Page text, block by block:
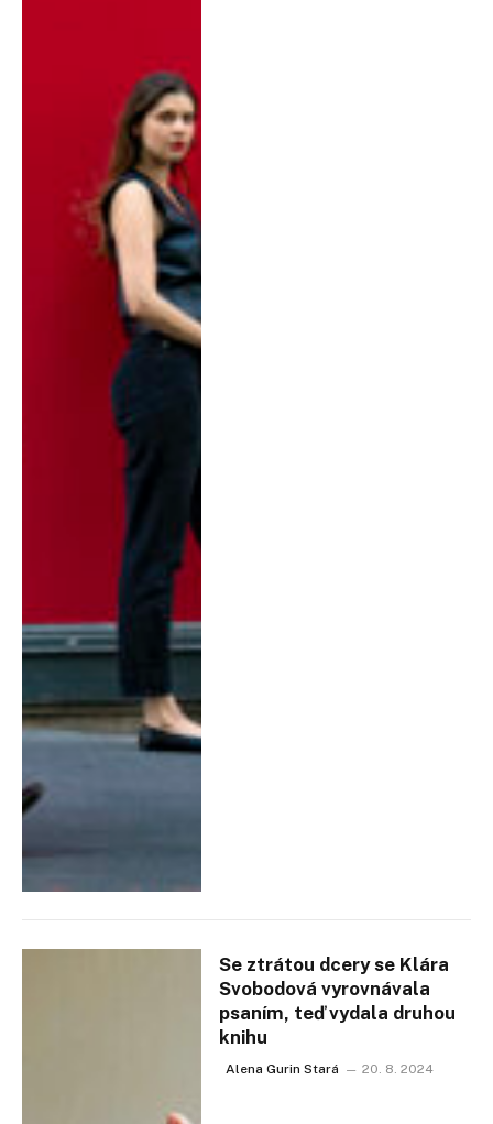
Se ztrátou dcery se Klára
Svobodová vyrovnávala
psaním, teď vydala druhou
knihu
Alena Gurin Stará 20. 8. 2024